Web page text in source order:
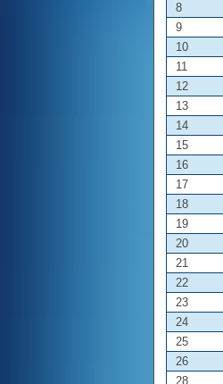
8
9
10
11
12
13
14
15
16
17
18
19
20
21
22
23
24
25
26
28